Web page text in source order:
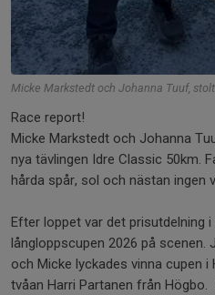
Micke Markstedt och Johanna Tuuf,
Race report!
Micke Markstedt och Johanna
nya tävlingen Idre Classic 50km.
hårda spår, sol och nästan ingen
Efter loppet var det prisutdelning
långloppscupen 2026 på scenen.
och Micke lyckades vinna cupen i
tvåan Harri Partanen från